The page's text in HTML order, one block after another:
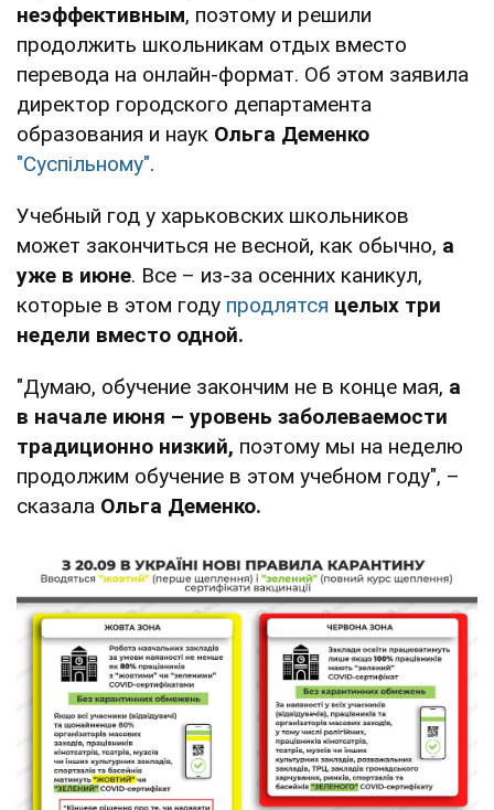
неэффективным, поэтому и решили
продолжить школьникам отдых вместо
перевода на онлайн-формат. Об этом заявила
директор городского департамента
образования и наук Ольга Деменко
"Суспільному".
Учебный год у харьковских школьников
может закончиться не весной, как обычно, а
уже в июне. Все – из-за осенних каникул,
которые в этом году продлятся целых три
недели вместо одной.
"Думаю, обучение закончим не в конце мая, а
в начале июня – уровень заболеваемости
традиционно низкий, поэтому мы на неделю
продолжим обучение в этом учебном году", –
сказала Ольга Деменко.